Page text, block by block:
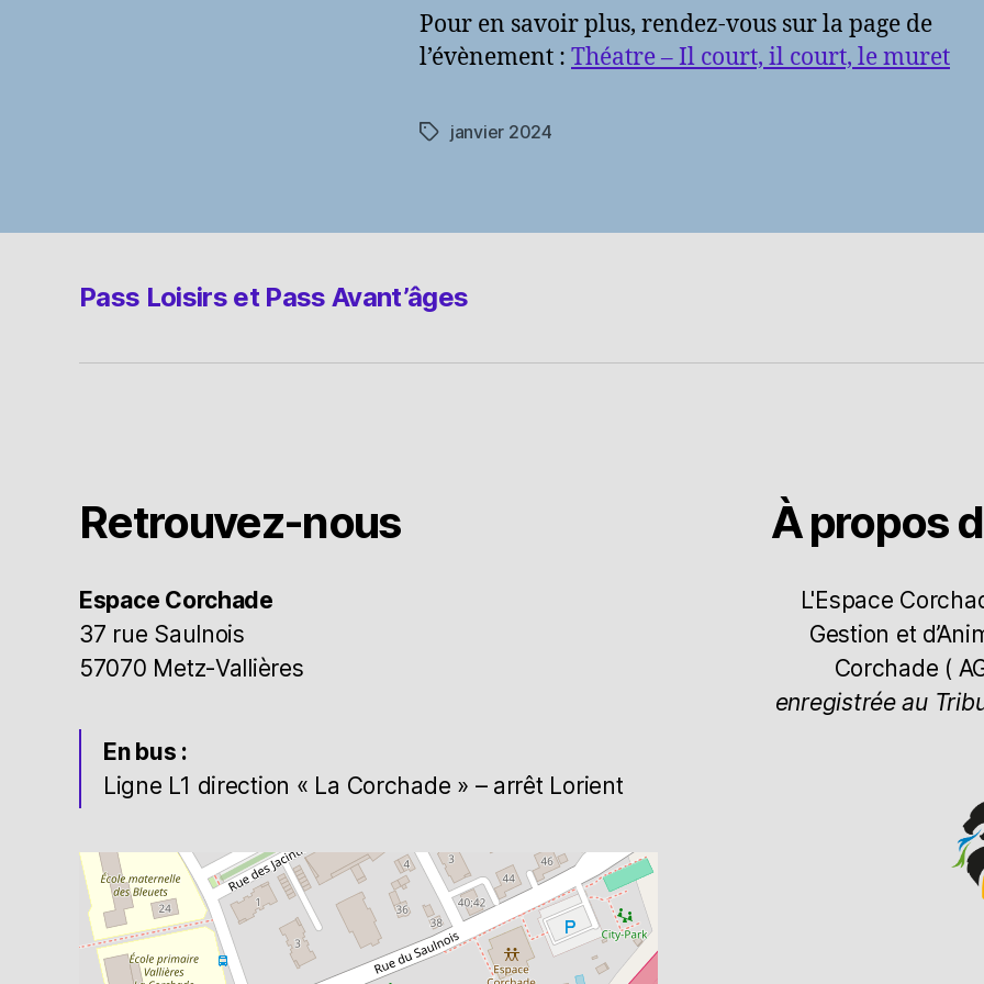
Pour en savoir plus, rendez-vous sur la page de
l’évènement : Théatre – Il court, il court, le muret
Étiquettes
janvier 2024
Pass Loisirs et Pass Avant’âges
Retrouvez-nous
Espace Corchade
37 rue Saulnois
57070 Metz-Vallières
En bus :
Ligne L1 direction « La Corchade » – arrêt Lorient
À propos
L'Espace
Gestion et
Corchade (
enregistrée au